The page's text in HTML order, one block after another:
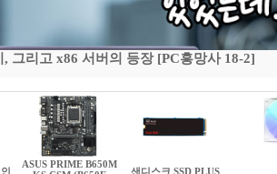
그리고 x86 서버의 등장 [PC흥망사 18-2]